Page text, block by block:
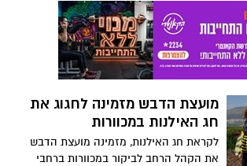
מועצת הדבש מזמינה לחגוג את
חג האילנות במכוורות
לקראת חג האילנות, מזמינה מועצת הדבש
את הקהל הרחב לביקור במכוורות ברחבי